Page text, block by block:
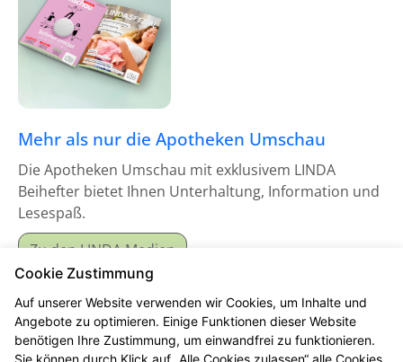
Mehr als nur die Apotheken Umschau
Die Apotheken Umschau mit exklusivem LINDA
Beihefter bietet Ihnen Unterhaltung, Information und
Lesespaß.
Zu den LINDA Medien
Cookie Zustimmung
Auf unserer Website verwenden wir Cookies, um Inhalte und
Angebote zu optimieren. Einige Funktionen dieser Website
benötigen Ihre Zustimmung, um einwandfrei zu funktionieren.
Sie können durch Klick auf „Alle Cookies zulassen“ alle Cookies